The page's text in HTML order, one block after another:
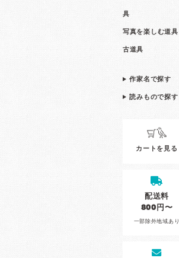
具
写真を楽しむ道具
古道具
作家名で探す
読みもので探す
カートを見る
配送料
800円〜
一部除外地域あり